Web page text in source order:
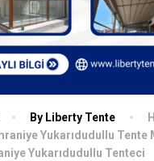
By Liberty Tente
Yukarıdudullu Tente
Yukarıdudullu Tenteci